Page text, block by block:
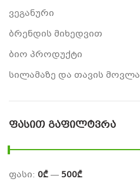
ვეგანური
ბრენდის მიხედვით
ბიო პროდუქტი
სილამაზე და თავის მოვლა
ᲤᲐᲡᲘᲗ ᲒᲐᲤᲘᲚᲢᲕᲠᲐ
ფასი: 0₾— 500₾